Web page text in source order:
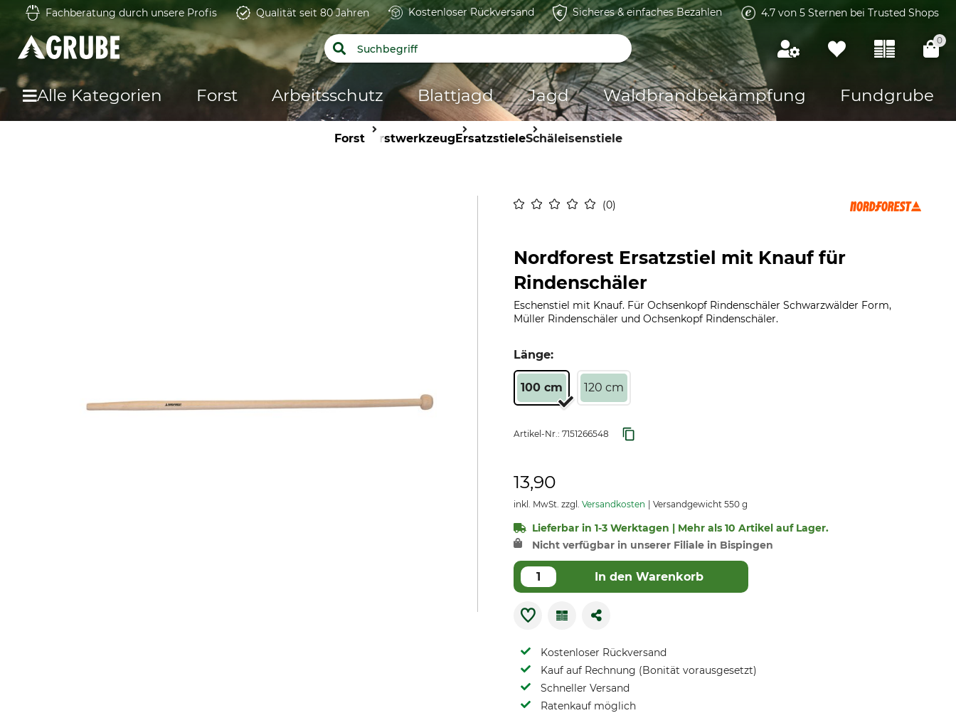
Fachberatung durch unsere Profis Qualität seit 80 Jahren Kostenloser Rückversand Sicheres & einfaches Bezahlen 4.7 von 5 Sternen bei Trusted Shops
0
Alle Kategorien Forst Arbeitsschutz Blattjagd Jagd Waldbrandbekämpfung Fundgrube
ForstForstwerkzeugErsatzstieleSchäleisenstiele
0
Nordforest Ersatzstiel mit Knauf für
Rindenschäler
Eschenstiel mit Knauf. Für Ochsenkopf Rindenschäler Schwarzwälder Form,
Müller Rindenschäler und Ochsenkopf Rindenschäler.
Länge:
100 cm 120 cm
Artikel-Nr.: 7151266548
13,90
inkl. MwSt. zzgl. Versandkosten Versandgewicht 550 g
Lieferbar in 1-3 Werktagen | Mehr als 10 Artikel auf Lager.
Nicht verfügbar in unserer Filiale in Bispingen
In den Warenkorb
Kostenloser Rückversand
Kauf auf Rechnung (Bonität vorausgesetzt)
Schneller Versand
Ratenkauf möglich